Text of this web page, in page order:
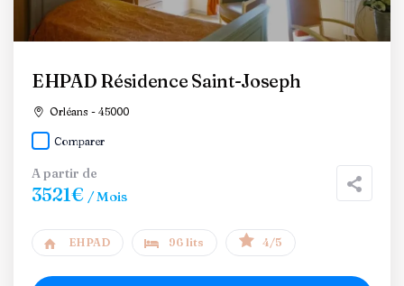
EHPAD Résidence Saint-Joseph
Orléans - 45000
Comparer
A partir de
3521€ / Mois
EHPAD 96 lits 4/5